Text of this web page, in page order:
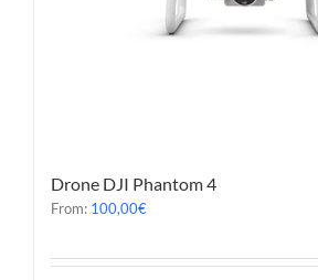
Drone DJI Phantom 4
From: 100,00€